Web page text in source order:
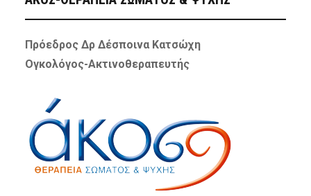
Πρόεδρος Δρ Δέσποινα Κατσώχη
Ογκολόγος-Ακτινοθεραπευτής